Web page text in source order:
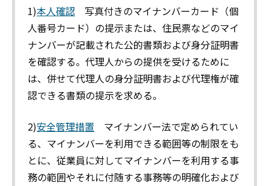
1)本人確認 写真付きのマイナンバーカード（個
人番号カード）の提示または、住民票などのマイ
ナンバーが記載された公的書類および身分証明書
を確認する。代理人からの提供を受けるために
は、併せて代理人の身分証明書および代理権が確
認できる書類の提示を求める。
2)安全管理措置 マイナンバー法で定められてい
る、マイナンバーを利用できる範囲等の制限をも
とに、従業員に対してマイナンバーを利用する事
務の範囲やそれに付随する事務等の明確化および